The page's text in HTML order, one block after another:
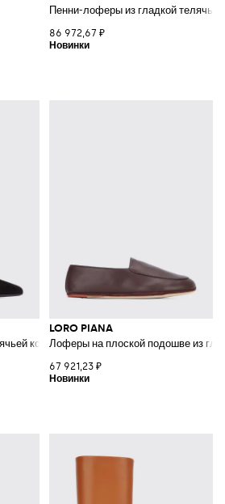
Пенни-лоферы из гладкой
86 972,67 ₽
кожи с круглым носком
LORO PIANA
Лоферы на плоской подошве из
67 921,23 ₽